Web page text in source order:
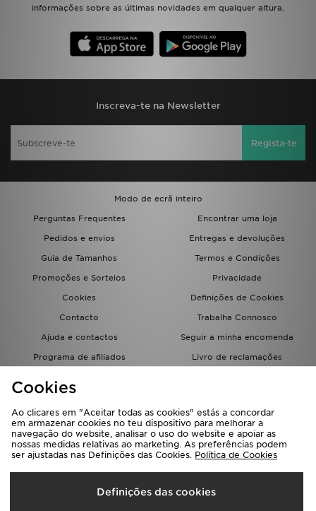
informações sobre as últimas novidades em qualquer altura.
Inscreva-te na Newsletter
Regista-te
Modo de ecrã inteiro
Perguntas Frequentes
Encontrar uma loja
Pedidos e envios
Entregas e devoluções
Guia de Tamanhos
Termos e Condições
Promoções e Sorteios
Privacidade
Cookies
Definições de Cookies
Contacto
Trabalha Connosco
Ajuda e contactos
Seguir a minha encomenda
Programa de afiliados
Livro de reclamações
Seleciona O País
Portugal
BLOG
ATENÇÃO AO CLIENTE
Cookies
Ao clicares em "Aceitar todas as cookies" estás a concordar
em armazenar cookies no teu dispositivo para melhorar a
navegação do website, analisar o uso do website e apoiar as
nossas medidas relativas ao marketing. As preferências podem
ser ajustadas nas Definições das Cookies. Política de Cookies
Definições das cookies